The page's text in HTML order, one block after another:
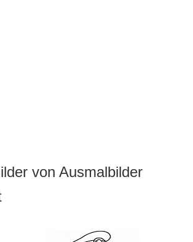
von Ausmalbilder